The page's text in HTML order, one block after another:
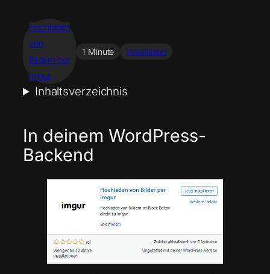
Hochladen
von
Bildern per
Imgur
1 Minute Installation
Inhaltsverzeichnis
In deinem WordPress-
Backend